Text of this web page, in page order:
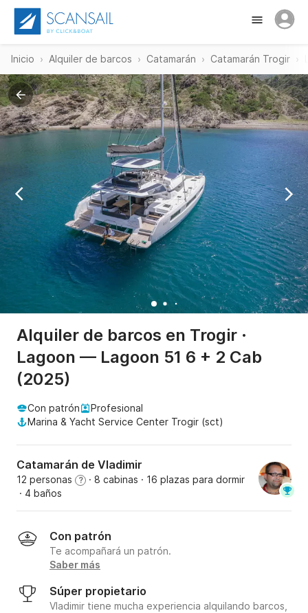
Inicio Alquiler de barcos Catamarán Catamarán Trogir
Alquiler de barcos en Trogir ·
Lagoon — Lagoon 51 6 + 2 Cab
(2025)
Con patrón
Profesional
Marina & Yacht Service Center Trogir (sct)
Catamarán de Vladimir
12 personas ? · 8 cabinas · 16 plazas para dormir
· 4 baños
Con patrón
Te acompañará un patrón.
Saber más
Súper propietario
Vladimir tiene mucha experiencia alquilando barcos,